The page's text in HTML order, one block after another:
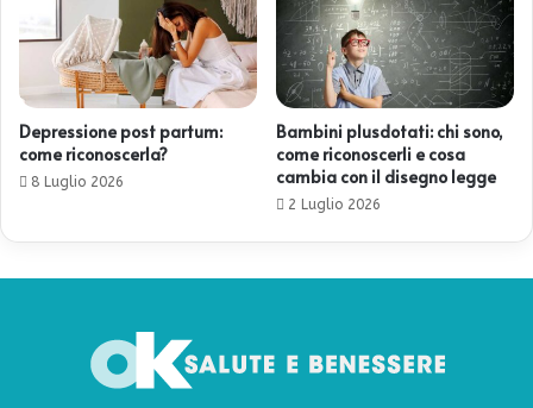
Depressione post partum:
come riconoscerla?
8 Luglio 2026
Bambini plusdotati: chi sono,
come riconoscerli e cosa
cambia con il disegno legge
2 Luglio 2026